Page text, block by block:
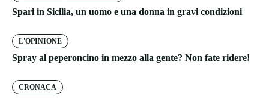
Spari in Sicilia, un uomo e una donna in gravi condizioni
L'OPINIONE
Spray al peperoncino in mezzo alla gente? Non fate ridere!
CRONACA